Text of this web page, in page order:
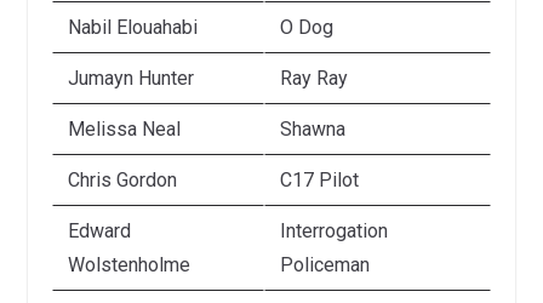
Nabil Elouahabi O Dog
Jumayn Hunter Ray Ray
Melissa Neal Shawna
Chris Gordon C17 Pilot
Edward
Wolstenholme
Interrogation
Policeman